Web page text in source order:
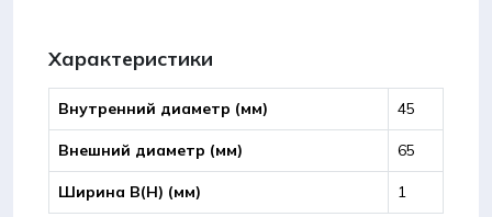
Характеристики
Внутренний диаметр (мм) 45
Внешний диаметр (мм) 65
Ширина B(Н) (мм) 1